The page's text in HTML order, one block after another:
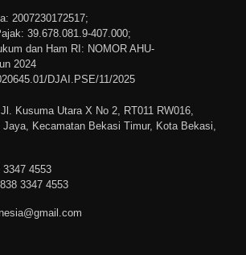
2007230172517;
39.678.081.9-407.000;
dan Ham RI: NOMOR AHU-
2024
DJAI.PSE/11/2025
Kusuma Utara X No 2, RT011 RW016,
Jaya, Kecamatan Bekasi Timur, Kota Bekasi,
4553
3347 4553